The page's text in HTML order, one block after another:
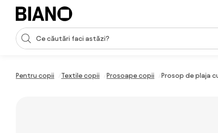
Sari peste navigare, accesează conținutul
Introducerea căutării
Pentru copii Textile copii Prosoape copii Prosop de plaja